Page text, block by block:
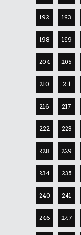
192 193
198 199
204 205
210 211
216 217
222 223
228 229
234 235
240 241
246 247